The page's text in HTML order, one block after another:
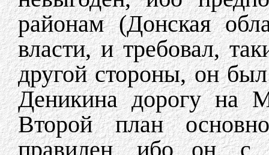
районам (Донская
власти, и требовал,
другой стороны, он
Деникина дорогу на
Второй план
правилен, ибо он, с